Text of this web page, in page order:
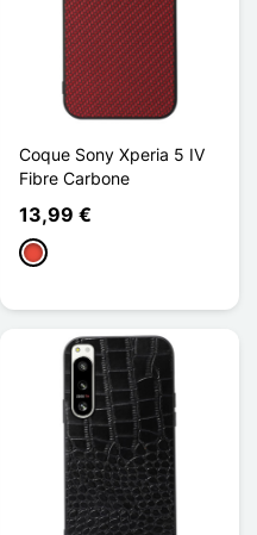
Coque Sony Xperia 5 IV
Fibre Carbone
13,99 €
Punainen